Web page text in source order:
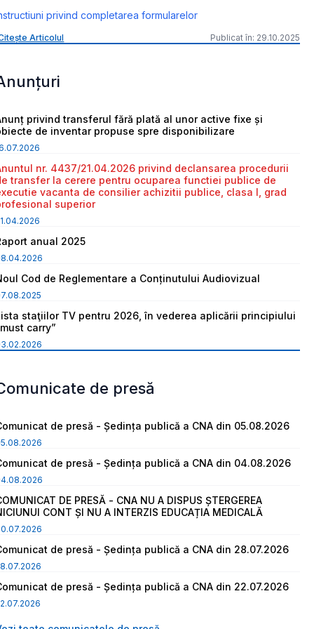
privind completarea formularelor
Articolul Publicat în: 29.10.2025
privind transferul fără plată al unor active fixe și
de inventar propuse spre disponibilizare
nr. 4437/21.04.2026 privind declansarea procedurii
transfer la cerere pentru ocuparea functiei publice de
vacanta de consilier achizitii publice, clasa I, grad
superior
anual 2025
Cod de Reglementare a Conținutului Audiovizual
staţiilor TV pentru 2026, în vederea aplicării principiului
carry”
de presă
de presă - Ședința publică a CNA din 05.08.2026
de presă - Ședința publică a CNA din 04.08.2026
DE PRESĂ - CNA NU A DISPUS ȘTERGEREA
CONT ȘI NU A INTERZIS EDUCAȚIA MEDICALĂ
de presă - Ședința publică a CNA din 28.07.2026
de presă - Ședința publică a CNA din 22.07.2026